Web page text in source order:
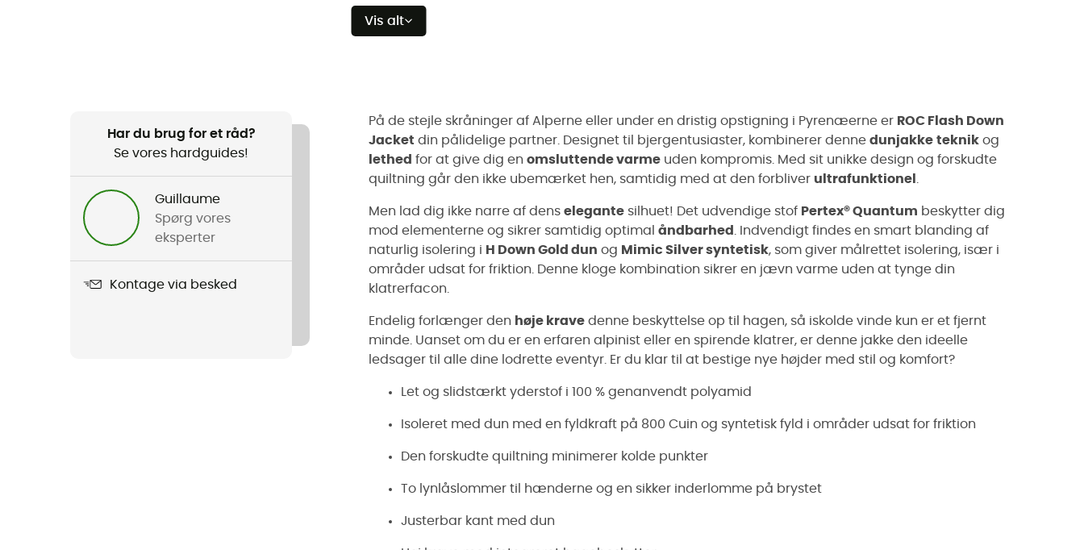
Vis alt
Har du brug for et råd?
Se vores hardguides!
Guillaume
Spørg vores
eksperter
Kontage via besked
På de stejle skråninger af Alperne eller under en dristig opstigning i Pyrenæerne er ROC Flash Down
Jacket din pålidelige partner. Designet til bjergentusiaster, kombinerer denne dunjakke teknik og
lethed for at give dig en omsluttende varme uden kompromis. Med sit unikke design og forskudte
quiltning går den ikke ubemærket hen, samtidig med at den forbliver ultrafunktionel
Men lad dig ikke narre af dens elegante silhuet! Det udvendige stof Pertex® Quantum beskytter dig
mod elementerne og sikrer samtidig optimal åndbarhed
. Indvendigt findes en smart blanding af
naturlig isolering i H Down Gold dun og Mimic Silver syntetisk, som giver målrettet isolering, især i
områder udsat for friktion. Denne kloge kombination sikrer en jævn varme uden at tynge din
klatrerfacon.
Endelig forlænger den høje krave denne beskyttelse op til hagen, så iskolde vinde kun er et fjernt
minde. Uanset om du er en erfaren alpinist eller en spirende klatrer, er denne jakke den ideelle
ledsager til alle dine lodrette eventyr. Er du klar til at bestige nye højder med stil og komfort?
Let og slidstærkt yderstof i 100 % genanvendt polyamid
Isoleret med dun med en fyldkraft på 800 Cuin og syntetisk fyld i områder udsat for friktion
Den forskudte quiltning minimerer kolde punkter
To lynlåslommer til hænderne og en sikker inderlomme på brystet
Justerbar kant med dun